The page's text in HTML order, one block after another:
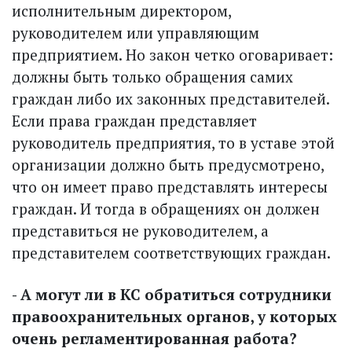
исполнительным директором,
руководителем или управляющим
предприятием. Но закон четко оговаривает:
должны быть только обращения самих
граждан либо их законных представителей.
Если права граж­дан представляет
руководитель предприятия, то в уставе этой
организации должно быть пре­дусмотрено,
что он имеет право представлять интересы
граждан. И тогда в обращениях он должен
представиться не руководителем, а
представителем соответствующих граждан.
- А могут ли в КС обратиться сотрудники
правоохранительных органов, у которых
очень регламентированная работа?